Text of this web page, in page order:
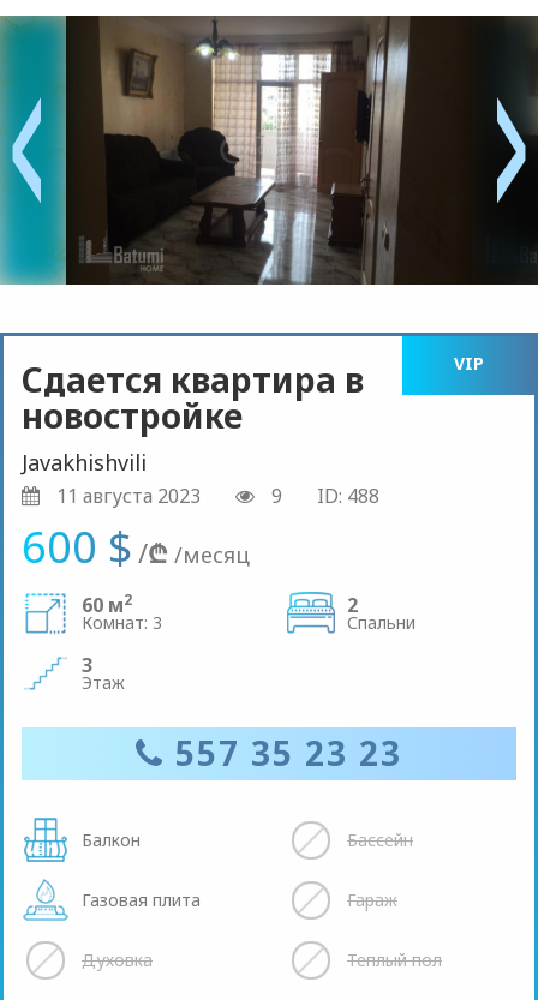
VIP
Сдается квартира в
новостройке
Javakhishvili
11 августа 2023 9 ID: 488
600 $ /₾ /месяц
60 м2
Комнат: 3
2
Спальни
3
Этаж
557 35 23 23
Балкон Бассейн
Газовая плита Гараж
Духовка Теплый пол